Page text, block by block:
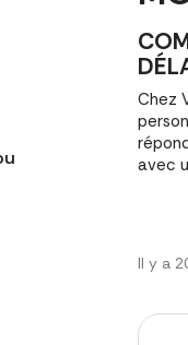
Chez
avec
Il y a